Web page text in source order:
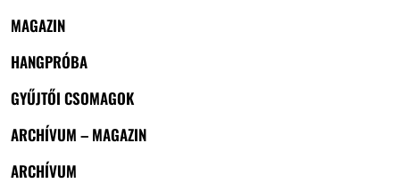
MAGAZIN
HANGPRÓBA
GYŰJTŐI CSOMAGOK
ARCHÍVUM – MAGAZIN
ARCHÍVUM